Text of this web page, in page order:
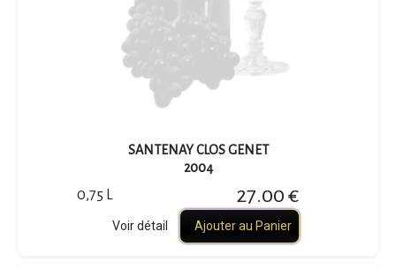
SANTENAY CLOS GENET
2004
0,75 L 27.00 €
Voir détail Ajouter au Panier